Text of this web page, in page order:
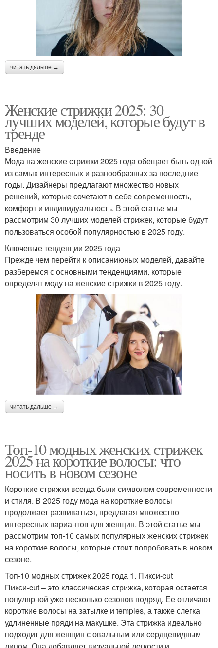
читать дальше →
Женские стрижки 2025: 30
лучших моделей, которые будут в
тренде
Введение
Мода на женские стрижки 2025 года обещает быть одной
из самых интересных и разнообразных за последние
годы. Дизайнеры предлагают множество новых
решений, которые сочетают в себе современность,
комфорт и индивидуальность. В этой статье мы
рассмотрим 30 лучших моделей стрижек, которые будут
пользоваться особой популярностью в 2025 году.
Ключевые тенденции 2025 года
Прежде чем перейти к описаниюных моделей, давайте
разберемся с основными тенденциями, которые
определят моду на женские стрижки в 2025 году.
читать дальше →
Топ-10 модных женских стрижек
2025 на короткие волосы: что
носить в новом сезоне
Короткие стрижки всегда были символом современности
и стиля. В 2025 году мода на короткие волосы
продолжает развиваться, предлагая множество
интересных вариантов для женщин. В этой статье мы
рассмотрим топ-10 самых популярных женских стрижек
на короткие волосы, которые стоит попробовать в новом
сезоне.
Топ-10 модных стрижек 2025 года 1. Пикси-cut
Пикси-cut – это классическая стрижка, которая остается
популярной уже несколько сезонов подряд. Ее отличают
короткие волосы на затылке и temples, а также слегка
удлиненные пряди на макушке. Эта стрижка идеально
подходит для женщин с овальным или сердцевидным
лицом. Она добавляет визуальной легкости и